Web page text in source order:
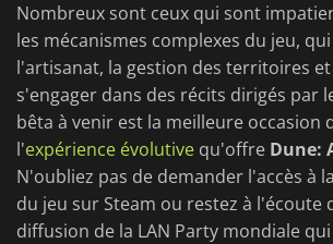
Nombreux sont ceux qui sont
les mécanismes complexes du jeu,
l'artisanat, la gestion des territoires
s'engager dans des récits dirigés par
bêta à venir est la meilleure occasion
l'expérience évolutive qu'offre Dune:
N'oubliez pas de demander l'accès à
du jeu sur Steam ou restez à l'écoute
diffusion de la LAN Party mondiale